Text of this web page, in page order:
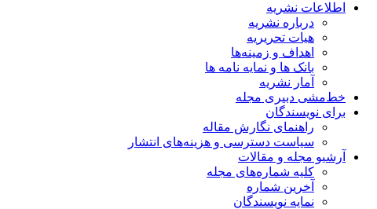
اطلاعات نشریه
درباره نشریه
هیات تحریریه
اهداف و زمینه‌ها
بانک ها و نمایه نامه ها
آمار نشریه
خط‌مشی دبیری مجله
برای نویسندگان
راهنمای نگارش مقاله
سیاست دسترسی و هزینه‌های انتشار
آرشیو مجله و مقالات
کلیه شماره‌های مجله
آخرین شماره
نمایه نویسندگان